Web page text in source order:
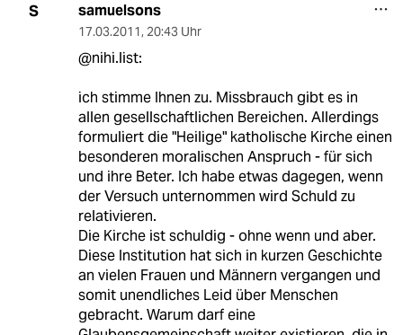
S samuelsons
17.03.2011, 20:43 Uhr
@nihi.list:
ich stimme Ihnen zu. Missbrauch gibt es in
allen gesellschaftlichen Bereichen. Allerdings
formuliert die "Heilige" katholische Kirche einen
besonderen moralischen Anspruch - für sich
und ihre Beter. Ich habe etwas dagegen, wenn
der Versuch unternommen wird Schuld zu
relativieren.
Die Kirche ist schuldig - ohne wenn und aber.
Diese Institution hat sich in kurzen Geschichte
an vielen Frauen und Männern vergangen und
somit unendliches Leid über Menschen
gebracht. Warum darf eine